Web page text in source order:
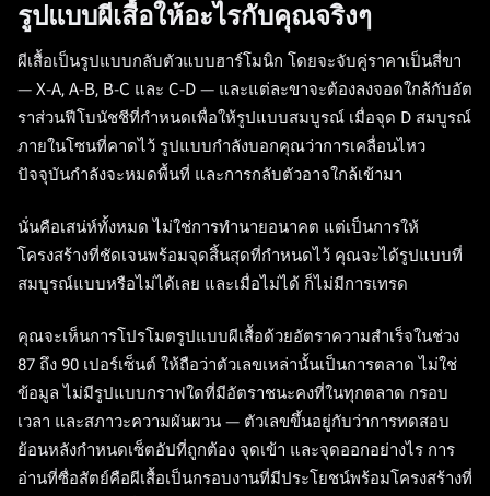
รูปแบบผีเสื้อให้อะไรกับคุณจริงๆ
ผีเสื้อเป็นรูปแบบกลับตัวแบบฮาร์โมนิก โดยจะจับคู่ราคาเป็นสี่ขา
— X-A, A-B, B-C และ C-D — และแต่ละขาจะต้องลงจอดใกล้กับอัต
ราส่วนฟีโบนัชชีที่กำหนดเพื่อให้รูปแบบสมบูรณ์ เมื่อจุด D สมบูรณ์
ภายในโซนที่คาดไว้ รูปแบบกำลังบอกคุณว่าการเคลื่อนไหว
ปัจจุบันกำลังจะหมดพื้นที่ และการกลับตัวอาจใกล้เข้ามา
นั่นคือเสน่ห์ทั้งหมด ไม่ใช่การทำนายอนาคต แต่เป็นการให้
โครงสร้างที่ชัดเจนพร้อมจุดสิ้นสุดที่กำหนดไว้ คุณจะได้รูปแบบที่
สมบูรณ์แบบหรือไม่ได้เลย และเมื่อไม่ได้ ก็ไม่มีการเทรด
คุณจะเห็นการโปรโมตรูปแบบผีเสื้อด้วยอัตราความสำเร็จในช่วง
87 ถึง 90 เปอร์เซ็นต์ ให้ถือว่าตัวเลขเหล่านั้นเป็นการตลาด ไม่ใช่
ข้อมูล ไม่มีรูปแบบกราฟใดที่มีอัตราชนะคงที่ในทุกตลาด กรอบ
เวลา และสภาวะความผันผวน — ตัวเลขขึ้นอยู่กับว่าการทดสอบ
ย้อนหลังกำหนดเซ็ตอัปที่ถูกต้อง จุดเข้า และจุดออกอย่างไร การ
อ่านที่ซื่อสัตย์คือผีเสื้อเป็นกรอบงานที่มีประโยชน์พร้อมโครงสร้างที่